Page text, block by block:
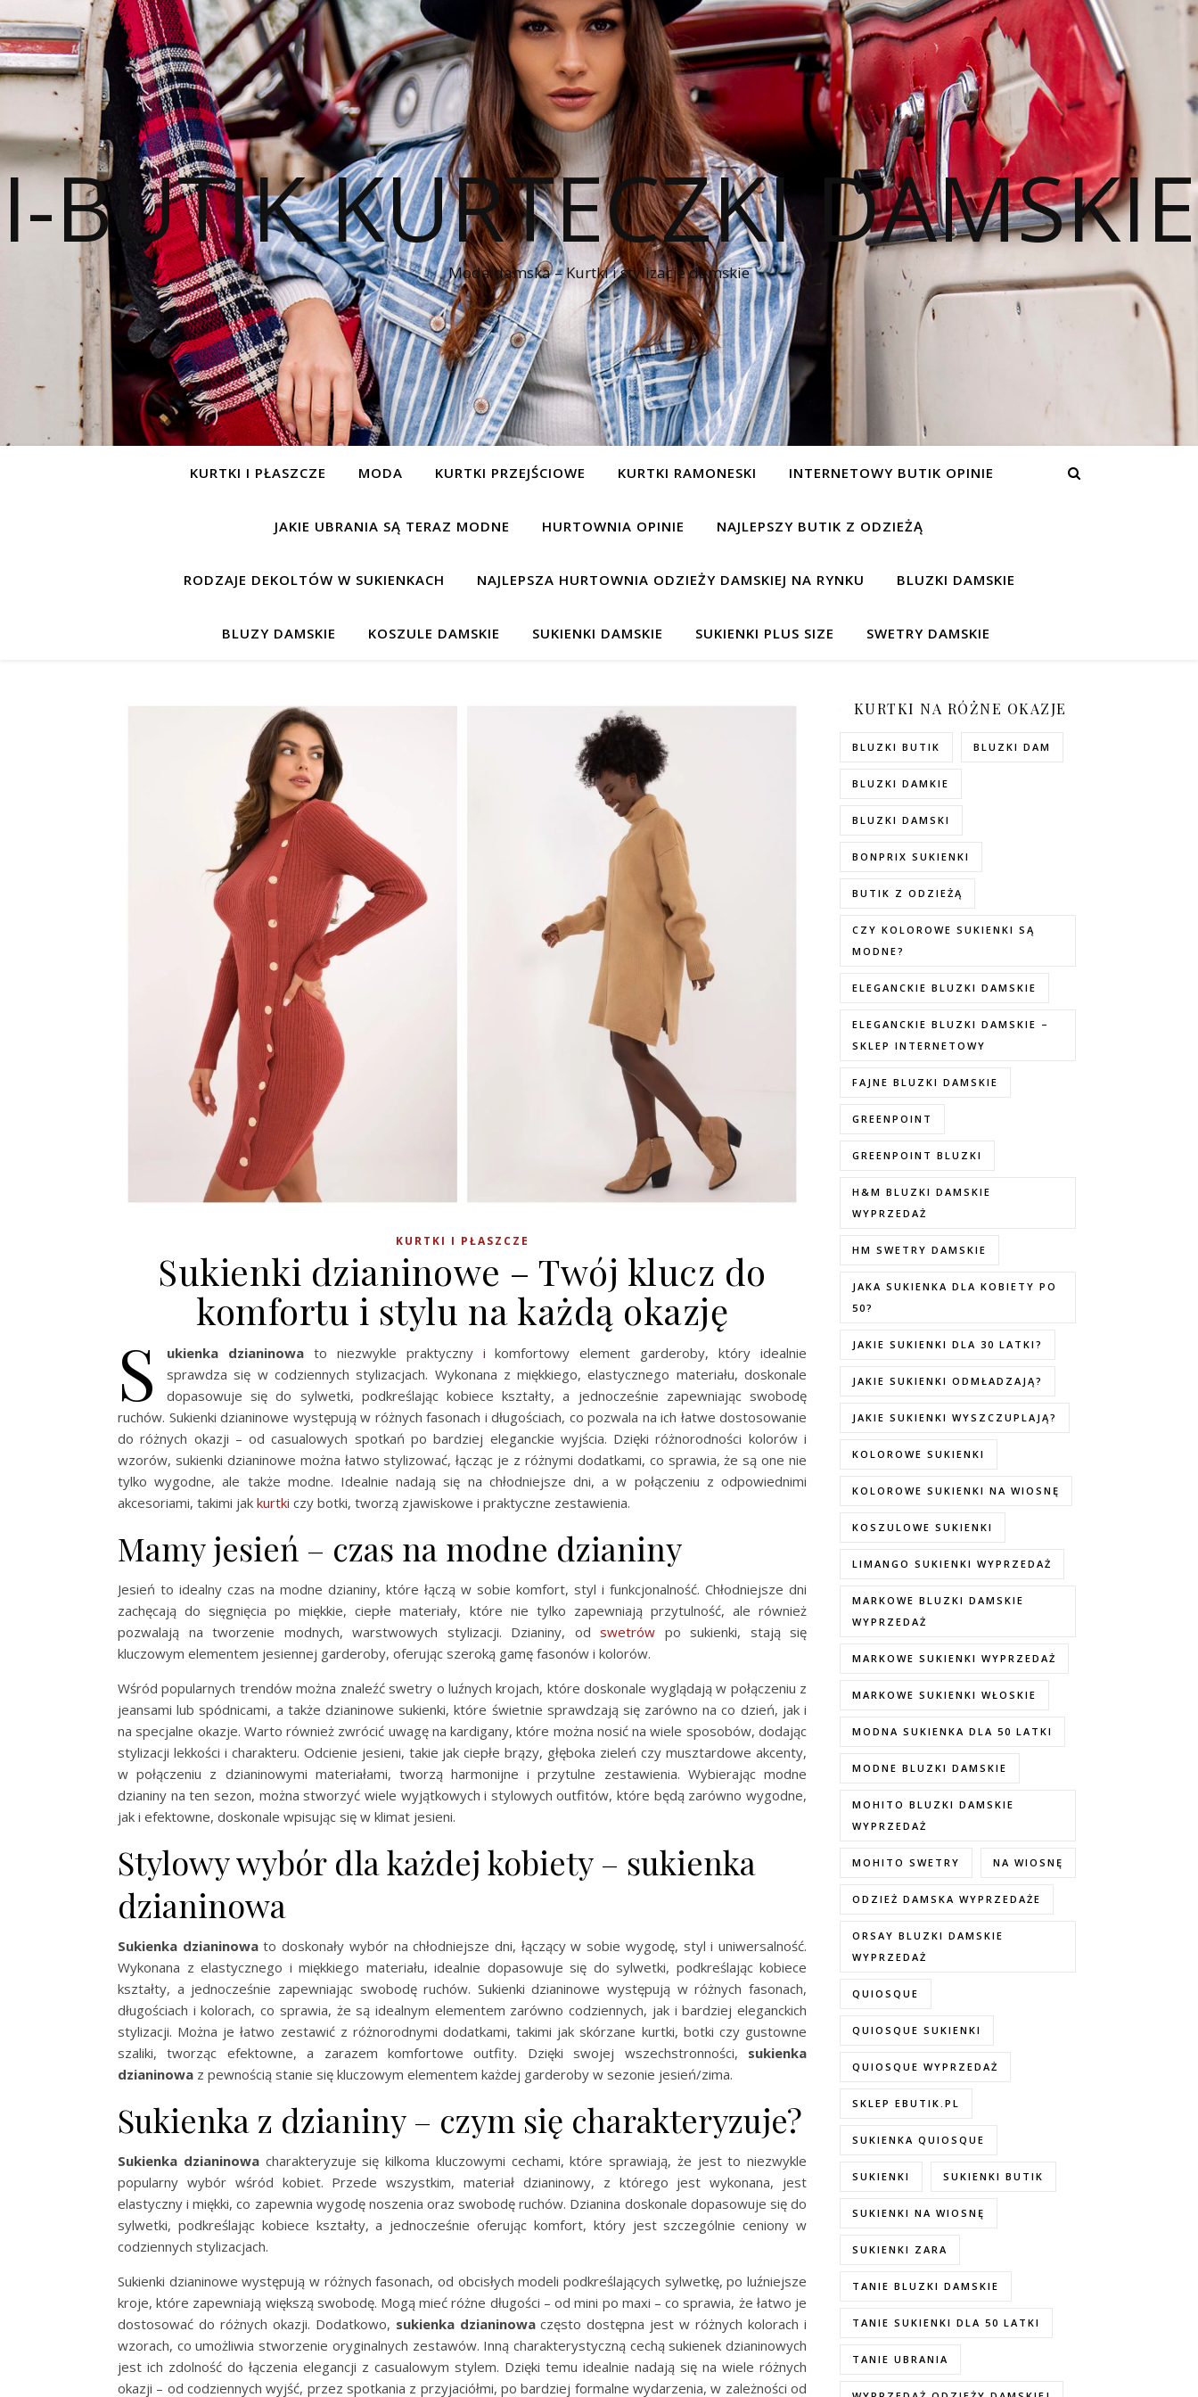
I-BUTIK KURTECZKI DAMSKIE
Moda damska – Kurtki i stylizacje damskie
KURTKI I PŁASZCZE MODA KURTKI PRZEJŚCIOWE KURTKI RAMONESKI INTERNETOWY BUTIK OPINIE
JAKIE UBRANIA SĄ TERAZ MODNE HURTOWNIA OPINIE NAJLEPSZY BUTIK Z ODZIEŻĄ
RODZAJE DEKOLTÓW W SUKIENKACH NAJLEPSZA HURTOWNIA ODZIEŻY DAMSKIEJ NA RYNKU BLUZKI DAMSKIE
BLUZY DAMSKIE KOSZULE DAMSKIE SUKIENKI DAMSKIE SUKIENKI PLUS SIZE SWETRY DAMSKIE
KURTKI I PŁASZCZE
Sukienki dzianinowe – Twój klucz do
komfortu i stylu na każdą okazję
S ukienka dzianinowato niezwykle praktyczny i komfortowy element garderoby, który idealnie
sprawdza się w codziennych stylizacjach. Wykonana z miękkiego, elastycznego materiału, doskonale
dopasowuje się do sylwetki, podkreślając kobiece kształty, a jednocześnie zapewniając swobodę
ruchów. Sukienki dzianinowe występują w różnych fasonach i długościach, co pozwala na ich łatwe dostosowanie
do różnych okazji – od casualowych spotkań po bardziej eleganckie wyjścia. Dzięki różnorodności kolorów i
wzorów, sukienki dzianinowe można łatwo stylizować, łącząc je z różnymi dodatkami, co sprawia, że są one nie
tylko wygodne, ale także modne. Idealnie nadają się na chłodniejsze dni, a w połączeniu z odpowiednimi
akcesoriami, takimi jak kurtki czy botki, tworzą zjawiskowe i praktyczne zestawienia.
Mamy jesień – czas na modne dzianiny
Jesień to idealny czas na modne dzianiny, które łączą w sobie komfort, styl i funkcjonalność. Chłodniejsze dni
zachęcają do sięgnięcia po miękkie, ciepłe materiały, które nie tylko zapewniają przytulność, ale również
pozwalają na tworzenie modnych, warstwowych stylizacji. Dzianiny, od swetrów po sukienki, stają się
kluczowym elementem jesiennej garderoby, oferując szeroką gamę fasonów i kolorów.
Wśród popularnych trendów można znaleźć swetry o luźnych krojach, które doskonale wyglądają w połączeniu z
jeansami lub spódnicami, a także dzianinowe sukienki, które świetnie sprawdzają się zarówno na co dzień, jak i
na specjalne okazje. Warto również zwrócić uwagę na kardigany, które można nosić na wiele sposobów, dodając
stylizacji lekkości i charakteru. Odcienie jesieni, takie jak ciepłe brązy, głęboka zieleń czy musztardowe akcenty,
w połączeniu z dzianinowymi materiałami, tworzą harmonijne i przytulne zestawienia. Wybierając modne
dzianiny na ten sezon, można stworzyć wiele wyjątkowych i stylowych outfitów, które będą zarówno wygodne,
jak i efektowne, doskonale wpisując się w klimat jesieni.
Stylowy wybór dla każdej kobiety – sukienka
dzianinowa
Sukienka dzianinowato doskonały wybór na chłodniejsze dni, łączący w sobie wygodę, styl i uniwersalność.
Wykonana z elastycznego i miękkiego materiału, idealnie dopasowuje się do sylwetki, podkreślając kobiece
kształty, a jednocześnie zapewniając swobodę ruchów. Sukienki dzianinowe występują w różnych fasonach,
długościach i kolorach, co sprawia, że są idealnym elementem zarówno codziennych, jak i bardziej eleganckich
stylizacji. Można je łatwo zestawić z różnorodnymi dodatkami, takimi jak skórzane kurtki, botki czy gustowne
szaliki, tworząc efektowne, a zarazem komfortowe outfity. Dzięki swojej wszechstronności, sukienka
dzianinowa z pewnością stanie się kluczowym elementem każdej garderoby w sezonie jesień/zima.
Sukienka z dzianiny – czym się charakteryzuje?
Sukienka dzianinowacharakteryzuje się kilkoma kluczowymi cechami, które sprawiają, że jest to niezwykle
popularny wybór wśród kobiet. Przede wszystkim, materiał dzianinowy, z którego jest wykonana, jest
elastyczny i miękki, co zapewnia wygodę noszenia oraz swobodę ruchów. Dzianina doskonale dopasowuje się do
sylwetki, podkreślając kobiece kształty, a jednocześnie oferując komfort, który jest szczególnie ceniony w
codziennych stylizacjach.
Sukienki dzianinowe występują w różnych fasonach, od obcisłych modeli podkreślających sylwetkę, po luźniejsze
kroje, które zapewniają większą swobodę. Mogą mieć różne długości – od mini po maxi – co sprawia, że łatwo je
dostosować do różnych okazji. Dodatkowo, sukienka dzianinowaczęsto dostępna jest w różnych kolorach i
wzorach, co umożliwia stworzenie oryginalnych zestawów. Inną charakterystyczną cechą sukienek dzianinowych
jest ich zdolność do łączenia elegancji z casualowym stylem. Dzięki temu idealnie nadają się na wiele różnych
okazji – od codziennych wyjść, przez spotkania z przyjaciółmi, po bardziej formalne wydarzenia, w zależności od
KURTKI NA RÓŻNE OKAZJE
BLUZKI BUTIK BLUZKI DAM
BLUZKI DAMKIE
BLUZKI DAMSKI
BONPRIX SUKIENKI
BUTIK Z ODZIEŻĄ
CZY KOLOROWE SUKIENKI SĄ
MODNE?
ELEGANCKIE BLUZKI DAMSKIE
ELEGANCKIE BLUZKI DAMSKIE –
SKLEP INTERNETOWY
FAJNE BLUZKI DAMSKIE
GREENPOINT
GREENPOINT BLUZKI
H&M BLUZKI DAMSKIE
WYPRZEDAŻ
HM SWETRY DAMSKIE
JAKA SUKIENKA DLA KOBIETY PO
50?
JAKIE SUKIENKI DLA 30 LATKI?
JAKIE SUKIENKI ODMŁADZAJĄ?
JAKIE SUKIENKI WYSZCZUPLAJĄ?
KOLOROWE SUKIENKI
KOLOROWE SUKIENKI NA WIOSNĘ
KOSZULOWE SUKIENKI
LIMANGO SUKIENKI WYPRZEDAŻ
MARKOWE BLUZKI DAMSKIE
WYPRZEDAŻ
MARKOWE SUKIENKI WYPRZEDAŻ
MARKOWE SUKIENKI WŁOSKIE
MODNA SUKIENKA DLA 50 LATKI
MODNE BLUZKI DAMSKIE
MOHITO BLUZKI DAMSKIE
WYPRZEDAŻ
MOHITO SWETRY NA WIOSNĘ
ODZIEŻ DAMSKA WYPRZEDAŻE
ORSAY BLUZKI DAMSKIE
WYPRZEDAŻ
QUIOSQUE
QUIOSQUE SUKIENKI
QUIOSQUE WYPRZEDAŻ
SKLEP EBUTIK.PL
SUKIENKA QUIOSQUE
SUKIENKI SUKIENKI BUTIK
SUKIENKI NA WIOSNĘ
SUKIENKI ZARA
TANIE BLUZKI DAMSKIE
TANIE SUKIENKI DLA 50 LATKI
TANIE UBRANIA